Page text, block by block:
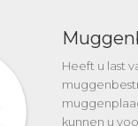
Heeft u last
kunnen u